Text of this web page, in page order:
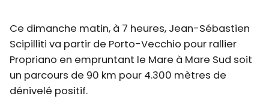
Ce dimanche matin, à 7 heures, Jean-Sébastien
Scipilliti va partir de Porto-Vecchio pour rallier
Propriano en empruntant le Mare à Mare Sud soit
un parcours de 90 km pour 4.300 mètres de
dénivelé positif.